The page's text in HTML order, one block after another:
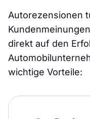
Autorezensionen
direkt auf den
wichtige Vorteile: